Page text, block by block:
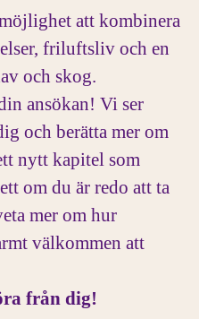
att kombinera
friluftsliv och en
och skog.
ansökan! Vi ser
och berätta mer om
nytt kapitel som
om du är redo att ta
mer om hur
välkommen att
från dig!